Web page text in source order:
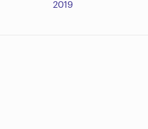
2019